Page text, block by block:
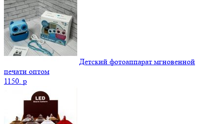
Детский фотоаппарат мгновенной
печати оптом
1150. p